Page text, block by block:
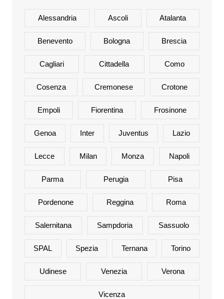
Alessandria Ascoli Atalanta
Benevento Bologna Brescia
Cagliari Cittadella Como
Cosenza Cremonese Crotone
Empoli Fiorentina Frosinone
Genoa Inter Juventus Lazio
Lecce Milan Monza Napoli
Parma Perugia Pisa
Pordenone Reggina Roma
Salernitana Sampdoria Sassuolo
SPAL Spezia Ternana Torino
Udinese Venezia Verona
Vicenza